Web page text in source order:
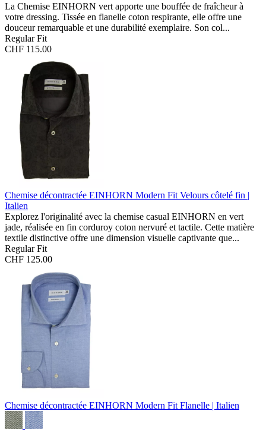
La Chemise EINHORN vert apporte une bouffée de fraîcheur à
votre dressing. Tissée en flanelle coton respirante, elle offre une
douceur remarquable et une durabilité exemplaire. Son col...
Regular Fit
CHF 115.00
Chemise décontractée EINHORN Modern Fit Velours côtelé fin |
Italien
Explorez l'originalité avec la chemise casual EINHORN en vert
jade, réalisée en fin corduroy coton nervuré et tactile. Cette matière
textile distinctive offre une dimension visuelle captivante que...
Regular Fit
CHF 125.00
Chemise décontractée EINHORN Modern Fit Flanelle | Italien